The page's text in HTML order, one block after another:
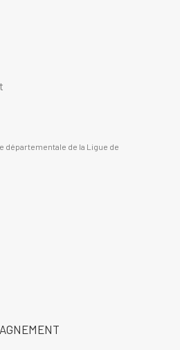
départementale de la Ligue de